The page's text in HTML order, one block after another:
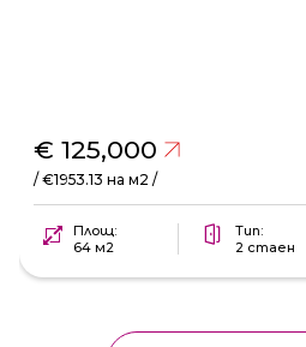
€ 125,000
/ €1953.13 на м2 /
Площ:
64 м2
Тип:
2 стаен